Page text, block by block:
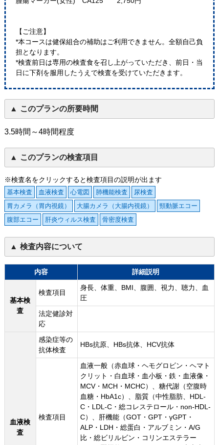
【ご注意】
*本コースは健保組合の補助はご利用できません。全額自己負
担となります。
*検査前日は専用の検査食を召し上がっていただき、前日・当
日に下剤を服用したうえで検査を受けていただきます。
このプランの所要時間
3.5時間～4時間程度
このプランの検査項目
※検査名をクリックすると検査項目の説明が出ます
基本検査 血液検査 心電図 肺機能検査
尿検査
胃カメラ（胃内視鏡）
大腸カメラ（大腸内視鏡）
頸動脈エコー
腹部エコー
肝炎ウィルス検査 骨密度検査
検査内容について
内容 詳細説明
基本検
査
検査項目
身長、体重、BMI、腹囲、視力、聴力、血
圧
法定健診対
応
血液検
査
感染症等の
抗体検査
HBs抗原、HBs抗体、HCV抗体
検査項目
血液一般（赤血球・ヘモグロビン・ヘマト
クリット・白血球・血小板・鉄・血液像・
MCV・MCH・MCHC）、糖代謝（空腹時
血糖・HbA1c）、脂質（中性脂肪、HDL-
C・LDL-C・総コレステロール・non-HDL-
C）、肝機能（GOT・GPT・γGPT・
ALP・LDH・総蛋白・アルブミン・A/G
比・総ビリルビン・コリンエステラー